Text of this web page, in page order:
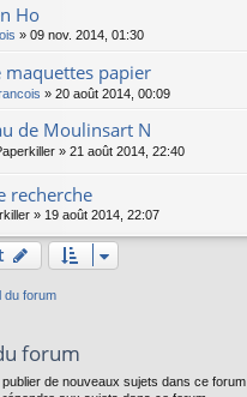
Ho
» 09 nov. 2014, 01:30
maquettes papier
» 20 août 2014, 00:09
de Moulinsart N
» 21 août 2014, 22:40
recherche
» 19 août 2014, 22:07
du forum
forum
publier de nouveaux sujets dans ce forum